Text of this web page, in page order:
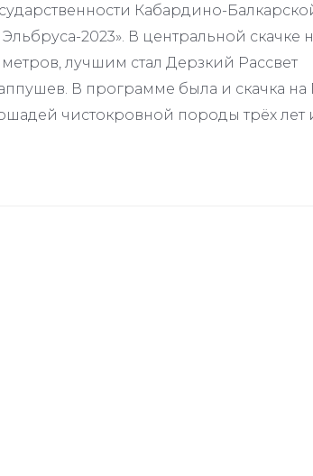
Кабардино-
2023». В центральной скачке
лучшим стал Дерзкий Рассвет
В программе была и скачка на
чистокровной породы трёх лет